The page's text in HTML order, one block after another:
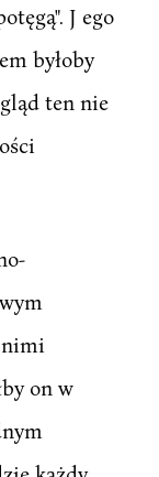
J ego
byłoby
ten nie
nimi
on w